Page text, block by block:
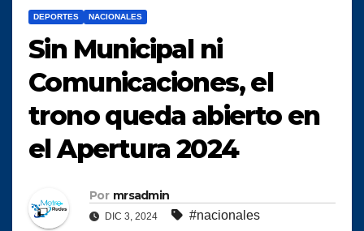
DEPORTES NACIONALES
Sin Municipal ni
Comunicaciones, el
trono queda abierto en
el Apertura 2024
Por mrsadmin
DIC 3, 2024 #nacionales